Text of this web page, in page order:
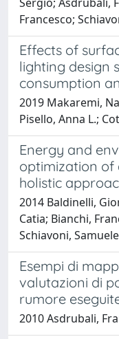
Francesco;
Effects of
lighting design
consumption
2019 Makaremi,
Pisello, Anna L.;
Energy and
optimization of
holistic
2014 Baldinelli,
Catia; Bianchi,
Schiavoni,
Esempi di
valutazioni di
rumore
2010 Asdrubali,